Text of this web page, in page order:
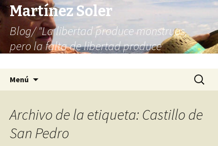
Martínez Soler
Blog/ "La libertad produce monstruos,
pero la falta de libertad produce
Menú Buscar:
Archivo de la etiqueta: Castillo de
San Pedro